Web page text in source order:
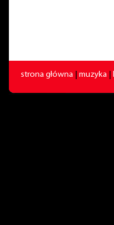
strona główna muzyka